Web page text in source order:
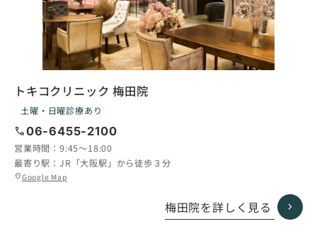
トキコクリニック 梅田院
土曜・日曜診療あり
call06-6455-2100
営業時間： 9:45〜18:00
最寄り駅： JR「大阪駅」から徒歩３分
location_onGoogle Map
グ
梅田院を詳しく見る